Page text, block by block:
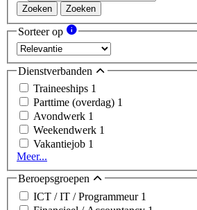
Zoeken Zoeken
Sorteer op
Dienstverbanden
Traineeships 1
Parttime (overdag) 1
Avondwerk 1
Weekendwerk 1
Vakantiejob 1
Meer...
Beroepsgroepen
ICT / IT / Programmeur 1